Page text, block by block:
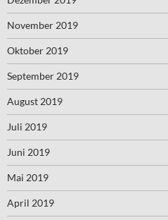
November 2019
Oktober 2019
September 2019
August 2019
Juli 2019
Juni 2019
Mai 2019
April 2019